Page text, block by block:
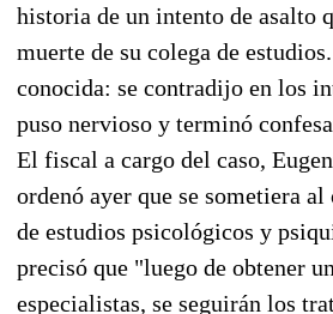
historia de un intento de asalto
muerte de su colega de
conocida: se contradijo en los
puso nervioso y terminó
El fiscal a cargo del caso,
ordenó ayer que se sometiera
de estudios psicológicos y
precisó que "luego de obtener
especialistas, se seguirán los